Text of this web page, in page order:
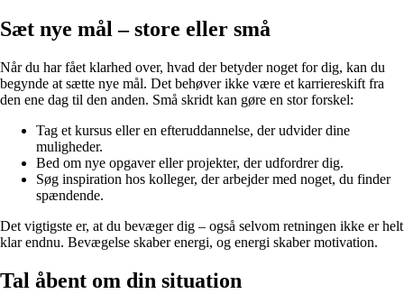
Sæt nye mål – store eller små
Når du har fået klarhed over, hvad der betyder noget for dig, kan du
begynde at sætte nye mål. Det behøver ikke være et karriereskift fra
den ene dag til den anden. Små skridt kan gøre en stor forskel:
Tag et kursus eller en efteruddannelse, der udvider dine
muligheder.
Bed om nye opgaver eller projekter, der udfordrer dig.
Søg inspiration hos kolleger, der arbejder med noget, du finder
spændende.
Det vigtigste er, at du bevæger dig – også selvom retningen ikke er helt
klar endnu. Bevægelse skaber energi, og energi skaber motivation.
Tal åbent om din situation